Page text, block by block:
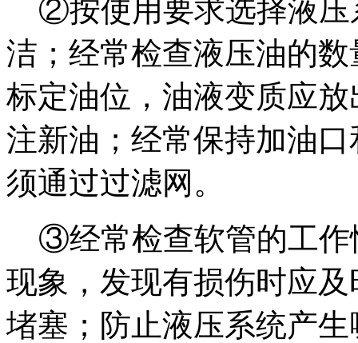
②按使用要求选择液压
洁；经常检查液压油的
标定油位，油液变质应
注新油；经常保持加油
须通过过滤网。
③经常检查软管的工作
现象，发现有损伤时应
堵塞；防止液压系统产